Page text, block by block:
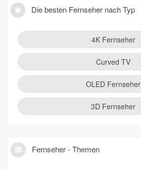
Die besten Fernseher nach Typ
4K Fernseher
Curved TV
OLED Fernseher
3D Fernseher
Fernseher - Themen